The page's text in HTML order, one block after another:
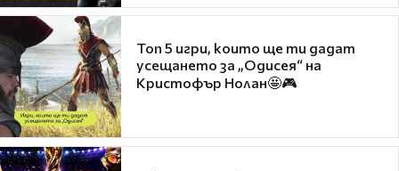
Топ 5 игри, които ще ти дадат
усещането за „Одисея“ на
Кристофър Нолан🤩🎮